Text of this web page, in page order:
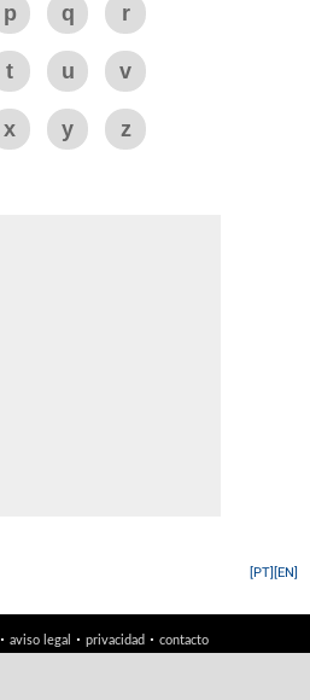
p q r
t u v
x y z
[EN]
[PT]
aviso legal · privacidad· contacto